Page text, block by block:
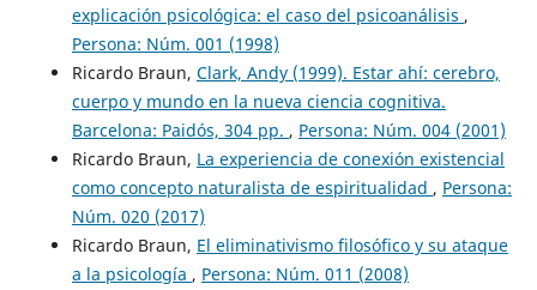
explicación psicológica: el caso del psicoanálisis ,
Persona: Núm. 001 (1998)
Ricardo Braun, Clark, Andy (1999). Estar ahí: cerebro,
cuerpo y mundo en la nueva ciencia cognitiva.
Barcelona: Paidós, 304 pp. , Persona: Núm. 004 (2001)
Ricardo Braun, La experiencia de conexión existencial
como concepto naturalista de espiritualidad , Persona:
Núm. 020 (2017)
Ricardo Braun, El eliminativismo filosófico y su ataque
a la psicología , Persona: Núm. 011 (2008)